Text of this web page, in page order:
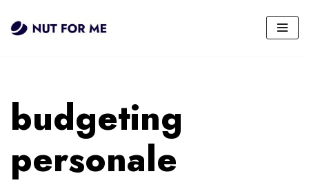
Vai
budgeting
personale